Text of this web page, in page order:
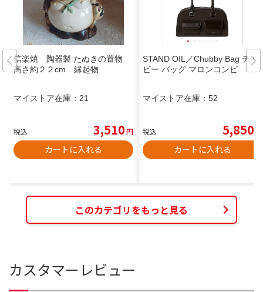
信楽焼 陶器製 たぬきの置物
高さ約２２cm 縁起物
マイストア在庫： 21
税込 3,510円
カートに入れる
STAND OIL／Chubby Bag チャ
ビー バッグ マロンコンビ
マイストア在庫： 52
税込 5,850
カートに入れる
このカテゴリをもっと見る
カスタマーレビュー